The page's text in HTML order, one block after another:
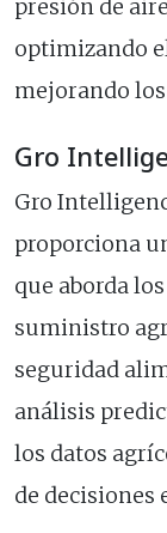
presión de
optimizando
mejorando
Gro
Gro
proporciona
que aborda
suministro
seguridad
análisis
los datos
de decisiones